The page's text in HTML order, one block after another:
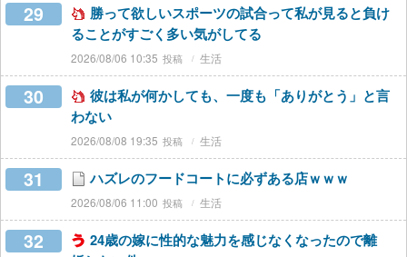
29
勝って欲しいスポーツの試合って私が見ると負け
ることがすごく多い気がしてる
2026/08/06 10:35 生活
30
彼は私が何かしても、一度も「ありがとう」と言
わない
2026/08/08 19:35 生活
31 ハズレのフードコートに必ずある店ｗｗｗ
2026/08/06 11:00 生活
32
24歳の嫁に性的な魅力を感じなくなったので離